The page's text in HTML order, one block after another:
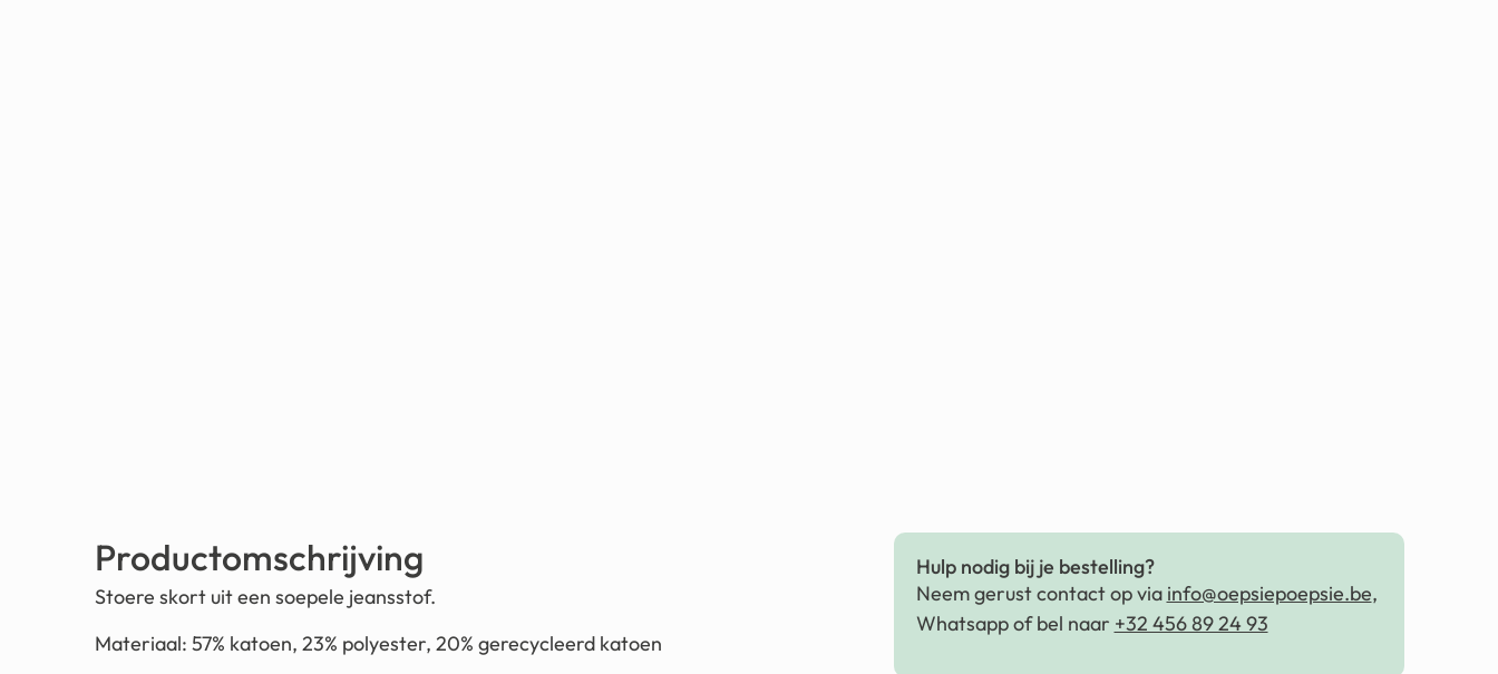
Productomschrijving
Stoere skort uit een soepele jeansstof.
Materiaal: 57% katoen, 23% polyester, 20% gerecycleerd katoen
Hulp nodig bij je bestelling?
Neem gerust contact op via info@oepsiepoepsie.be,
Whatsapp of bel naar +32 456 89 24 93